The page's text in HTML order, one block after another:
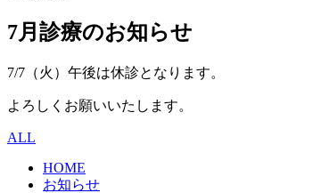
7月診療のお知らせ
7/7（火）午後は休診となります。
よろしくお願いいたします。
ALL
HOME
お知らせ